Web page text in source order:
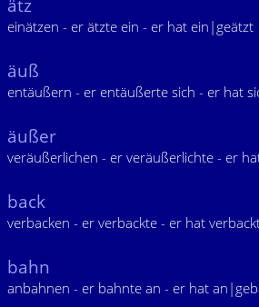
ätz
einätzen - er ätzte ein - er hat ein|geätzt
äuß
entäußern - er entäußerte sich - er hat
äußer
veräußerlichen - er veräußerlichte - er
back
verbacken - er verbackte - er hat
bahn
anbahnen - er bahnte an - er hat